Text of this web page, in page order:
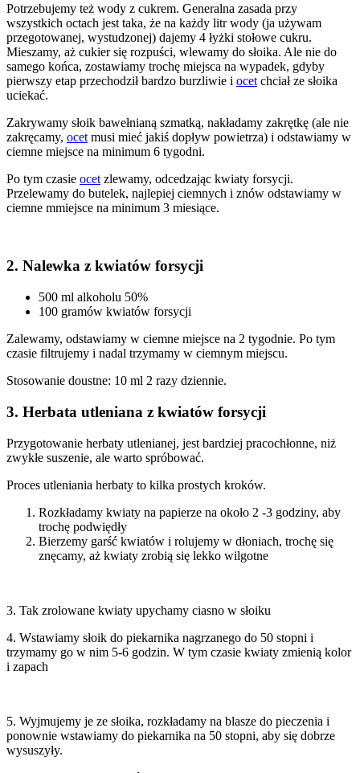
Potrzebujemy też wody z cukrem. Generalna zasada przy
wszystkich octach jest taka, że na każdy litr wody (ja używam
przegotowanej, wystudzonej) dajemy 4 łyżki stołowe cukru.
Mieszamy, aż cukier się rozpuści, wlewamy do słoika. Ale nie do
samego końca, zostawiamy trochę miejsca na wypadek, gdyby
pierwszy etap przechodził bardzo burzliwie i ocet chciał ze słoika
uciekać.
Zakrywamy słoik bawełnianą szmatką, nakładamy zakrętkę (ale nie
zakręcamy, ocet musi mieć jakiś dopływ powietrza) i odstawiamy w
ciemne miejsce na minimum 6 tygodni.
Po tym czasie ocet zlewamy, odcedzając kwiaty forsycji.
Przelewamy do butelek, najlepiej ciemnych i znów odstawiamy w
ciemne mmiejsce na minimum 3 miesiące.
2. Nalewka z kwiatów forsycji
500 ml alkoholu 50%
100 gramów kwiatów forsycji
Zalewamy, odstawiamy w ciemne miejsce na 2 tygodnie. Po tym
czasie filtrujemy i nadal trzymamy w ciemnym miejscu.
Stosowanie doustne: 10 ml 2 razy dziennie.
3. Herbata utleniana z kwiatów forsycji
Przygotowanie herbaty utlenianej, jest bardziej pracochłonne, niż
zwykłe suszenie, ale warto spróbować.
Proces utleniania herbaty to kilka prostych kroków.
Rozkładamy kwiaty na papierze na około 2 -3 godziny, aby
trochę podwiędły
Bierzemy garść kwiatów i rolujemy w dłoniach, trochę się
znęcamy, aż kwiaty zrobią się lekko wilgotne
3. Tak zrolowane kwiaty upychamy ciasno w słoiku
4. Wstawiamy słoik do piekarnika nagrzanego do 50 stopni i
trzymamy go w nim 5-6 godzin. W tym czasie kwiaty zmienią kolor
i zapach
5. Wyjmujemy je ze słoika, rozkładamy na blasze do pieczenia i
ponownie wstawiamy do piekarnika na 50 stopni, aby się dobrze
wysuszyły.